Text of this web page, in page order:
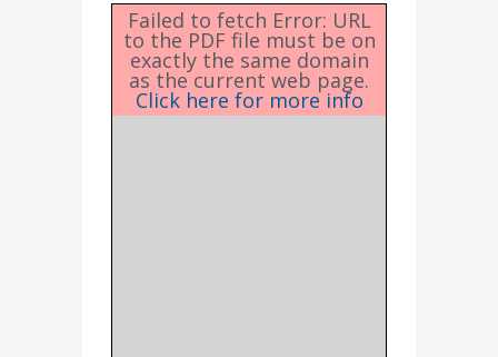
Failed to fetch Error: URL
to the PDF file must be on
exactly the same domain
as the current web page.
Click here for more info